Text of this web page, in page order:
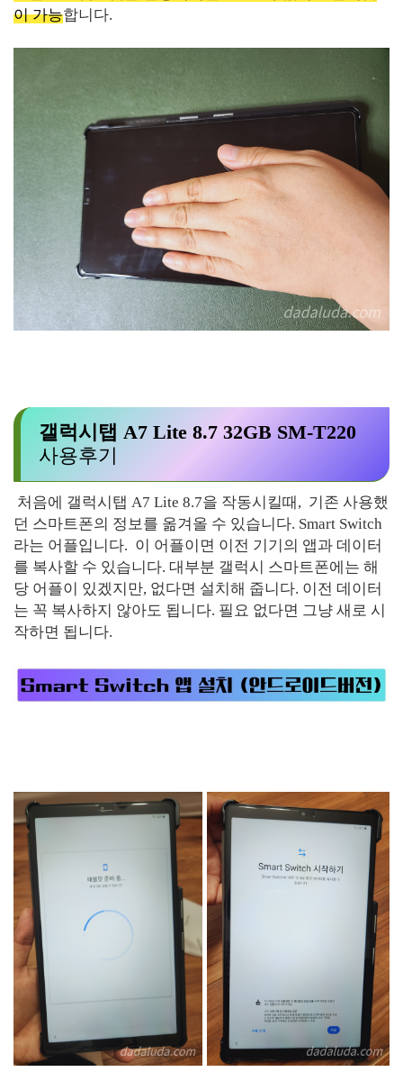
이 가능합니다.
갤럭시탭 A7 Lite 8.7 32GB SM-T220
사용후기
처음에 갤럭시탭 A7 Lite 8.7을 작동시킬때, 기존 사용했
던 스마트폰의 정보를 옮겨올 수 있습니다. Smart Switch
라는 어플입니다. 이 어플이면 이전 기기의 앱과 데이터
를 복사할 수 있습니다. 대부분 갤럭시 스마트폰에는 해
당 어플이 있겠지만, 없다면 설치해 줍니다. 이전 데이터
는 꼭 복사하지 않아도 됩니다. 필요 없다면 그냥 새로 시
작하면 됩니다.